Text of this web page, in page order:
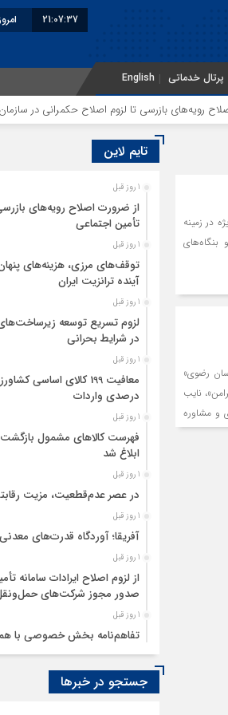
21:07:37 امروز :
پرتال خدماتی English
بازرسی تا لزوم اصلاح حکمرانی در سازمان
در زمینه
بنگاه‌های
رضوی»
نایب
و مشاوره
شد.
تایم لاین
1 روز قبل
از ضرورت اصلاح رویه‌های
تأمین اجتماعی
1 روز قبل
توقف‌های مرزی، هزینه‌های
آینده ترانزیت ایران
1 روز قبل
لزوم تسریع توسعه
در شرایط بحرانی
1 روز قبل
درصدی واردات
1 روز قبل
فهرست کالاهای مشمول بازگشت
ابلاغ شد
1 روز قبل
در عصر عدم‌قطعیت، مزیت
1 روز قبل
آفریقا؛ آوردگاه قدرت‌های معدنی
1 روز قبل
از لزوم اصلاح ایرادات سامانه
صدور مجوز شرکت‌های
1 روز قبل
تفاهم‌نامه بخش خصوصی با
1 روز قبل
سود اقتصاد‌ها از هوش مصنوعی
جستجو در خبرها